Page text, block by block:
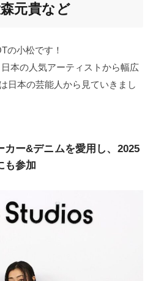
元貴など
の小松です！
本の人気アーティストから幅広
日本の芸能人から見ていきまし
ー&デニムを愛用し、2025
も参加